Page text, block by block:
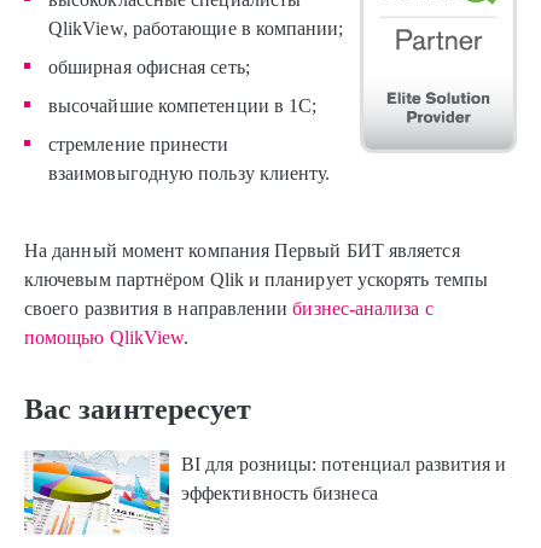
QlikView, работающие в компании;
обширная офисная сеть;
высочайшие компетенции в 1С;
стремление принести
взаимовыгодную пользу клиенту.
На данный момент компания Первый БИТ является
ключевым партнёром Qlik и планирует ускорять темпы
своего развития в направлениибизнес-анализа с
помощью QlikView.
Вас заинтересует
BI для розницы: потенциал развития и
эффективность бизнеса